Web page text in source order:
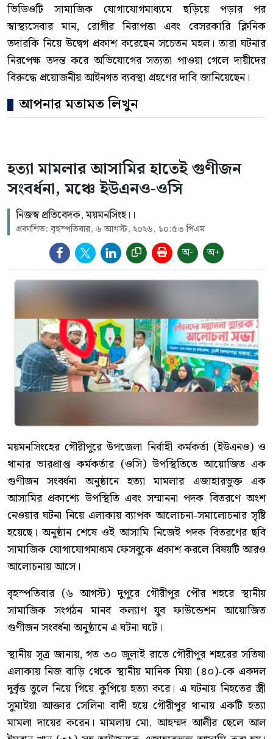
ভিডিওটি সামাজিক যোগাযোগমাধ্যমে ছড়িয়ে পড়ার পর
স্বাস্থ্যসেবার মান, রোগীর নিরাপত্তা এবং বেসরকারি ক্লিনিক
তদারকি নিয়ে উদ্বেগ প্রকাশ করেছেন সচেতন মহল। তারা ঘটনার
নিরপেক্ষ তদন্ত করে অভিযোগের সত্যতা পাওয়া গেলে দায়ীদের
বিরুদ্ধে প্রয়োজনীয় আইনগত ব্যবস্থা গ্রহণের দাবি জানিয়েছেন।
আপনার মতামত লিখুন
হত্যা মামলার আসামির হাতেই গুণীজন
সংবর্ধনা, মঞ্চে ইউএনও-ওসি
নিজস্ব প্রতিবেদক, ময়মনসিংহ।।
প্রকাশিত: বৃহস্পতিবার, ৬ আগস্ট, ২০২৬, ১০:৫৩ পিএম
অ- অ+
ময়মনসিংহের গৌরীপুরে উপজেলা নির্বাহী কর্মকর্তা (ইউএনও) ও
থানার ভারপ্রাপ্ত কর্মকর্তার (ওসি) উপস্থিতিতে আয়োজিত এক
গুণীজন সংবর্ধনা অনুষ্ঠানে হত্যা মামলার এজাহারভুক্ত এক
আসামির প্রকাশ্যে উপস্থিতি এবং সম্মাননা পদক বিতরণে অংশ
নেওয়ার ঘটনা নিয়ে এলাকায় ব্যাপক আলোচনা-সমালোচনার সৃষ্টি
হয়েছে। অনুষ্ঠান শেষে ওই আসামি নিজেই পদক বিতরণের ছবি
সামাজিক যোগাযোগমাধ্যম ফেসবুকে প্রকাশ করলে বিষয়টি আরও
আলোচনায় আসে।
বৃহস্পতিবার (৬ আগস্ট) দুপুরে গৌরীপুর পৌর শহরে স্থানীয়
সামাজিক সংগঠন মানব কল্যাণ যুব ফাউন্ডেশন আয়োজিত
গুণীজন সংবর্ধনা অনুষ্ঠানে এ ঘটনা ঘটে।
স্থানীয় সূত্র জানায়, গত ৩০ জুলাই রাতে গৌরীপুর শহরের সতিষা
এলাকায় নিজ বাড়ি থেকে স্থানীয় মানিক মিয়া (৪০)-কে একদল
দুর্বৃত্ত তুলে নিয়ে গিয়ে কুপিয়ে হত্যা করে। এ ঘটনায় নিহতের স্ত্রী
সুমাইয়া আক্তার সেলিনা বাদী হয়ে গৌরীপুর থানায় একটি হত্যা
মামলা দায়ের করেন। মামলায় মো. আহম্মদ আলীর ছেলে আল